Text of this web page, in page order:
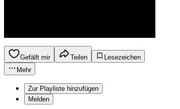
Gefällt mir Teilen
Lesezeichen
Mehr
Zur Playliste hinzufügen
Melden